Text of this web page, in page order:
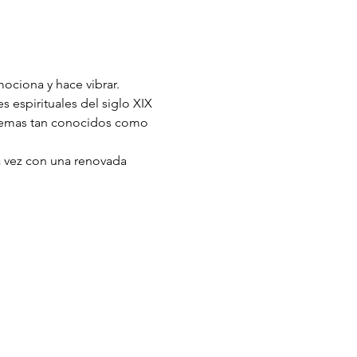
y hace vibrar.
espirituales del siglo XIX
tan conocidos como
con una renovada